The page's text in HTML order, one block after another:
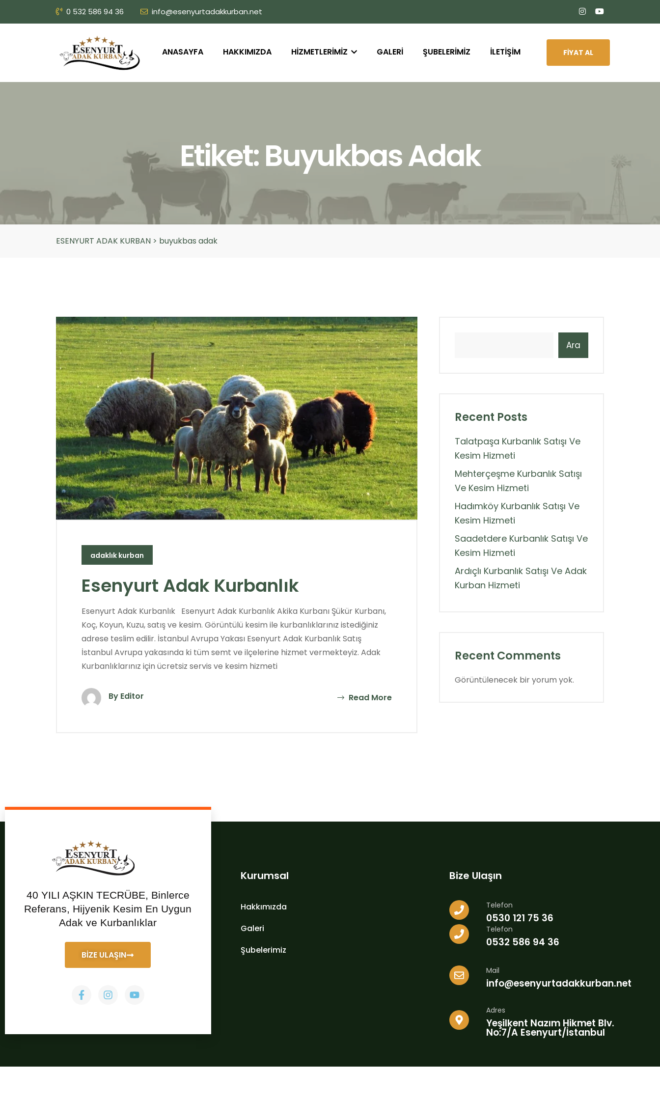
0 532 586 94 36 info@esenyurtadakkurban.net
ANASAYFA HAKKIMIZDA HİZMETLERİMİZ GALERİ ŞUBELERİMİZ İLETİŞİM FİYAT AL
Etiket:Buyukbas Adak
ESENYURT ADAK KURBAN > buyukbas adak
adaklık kurban
Esenyurt Adak Kurbanlık
Esenyurt Adak Kurbanlık Esenyurt Adak Kurbanlık Akika Kurbanı Şükür Kurbanı,
Koç, Koyun, Kuzu, satış ve kesim. Görüntülü kesim ile kurbanlıklarınız istediğiniz
adrese teslim edilir. İstanbul Avrupa Yakası Esenyurt Adak Kurbanlık Satış
İstanbul Avrupa yakasında ki tüm semt ve ilçelerine hizmet vermekteyiz. Adak
Kurbanlıklarınız için ücretsiz servis ve kesim hizmeti
By Editor Read More
Ara
Recent Posts
Talatpaşa Kurbanlık Satışı Ve
Kesim Hizmeti
Mehterçeşme Kurbanlık Satışı
Ve Kesim Hizmeti
Hadımköy Kurbanlık Satışı Ve
Kesim Hizmeti
Saadetdere Kurbanlık Satışı Ve
Kesim Hizmeti
Ardıçlı Kurbanlık Satışı Ve Adak
Kurban Hizmeti
Recent Comments
Görüntülenecek bir yorum yok.
40 YILI AŞKIN TECRÜBE, Binlerce
Referans, Hijyenik Kesim En Uygun
Adak ve Kurbanlıklar
BİZE ULAŞIN
Kurumsal
Hakkımızda
Galeri
Şubelerimiz
Bize Ulaşın
Telefon
0530 121 75 36
Telefon
0532 586 94 36
Mail
info@esenyurtadakkurban.net
Adres
Yeşilkent Nazım Hikmet Blv.
No:7/A Esenyurt/İstanbul